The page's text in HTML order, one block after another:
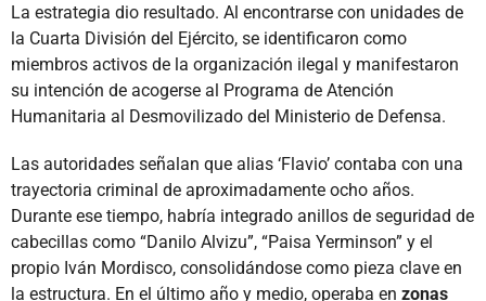
La estrategia dio resultado. Al encontrarse con unidades de
la Cuarta División del Ejército, se identificaron como
miembros activos de la organización ilegal y manifestaron
su intención de acogerse al Programa de Atención
Humanitaria al Desmovilizado del Ministerio de Defensa.
Las autoridades señalan que alias ‘Flavio’ contaba con una
trayectoria criminal de aproximadamente ocho años.
Durante ese tiempo, habría integrado anillos de seguridad de
cabecillas como “Danilo Alvizu”, “Paisa Yerminson” y el
propio Iván Mordisco, consolidándose como pieza clave en
la estructura. En el último año y medio, operaba en zonas